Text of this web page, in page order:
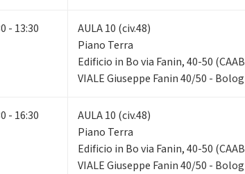
- 13:30
AULA 10 (civ.48)
Piano Terra
Edificio in Bo via Fanin, 40-50
VIALE Giuseppe Fanin 40/50 -
- 16:30
AULA 10 (civ.48)
Piano Terra
Edificio in Bo via Fanin, 40-50
VIALE Giuseppe Fanin 40/50 -